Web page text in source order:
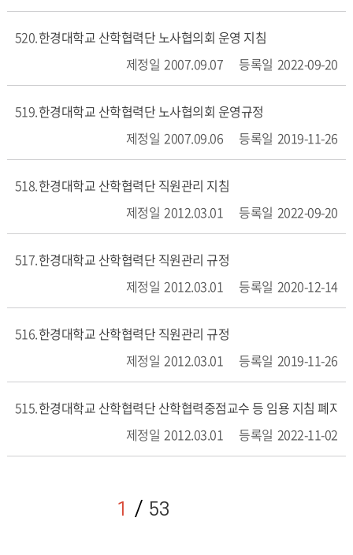
520 한경대학교 산학협력단 노사협의회 운영 지침
2007.09.07
2022-09-20
519 한경대학교 산학협력단 노사협의회 운영규정
2007.09.06
2019-11-26
518 한경대학교 산학협력단 직원관리 지침
2012.03.01
2022-09-20
517 한경대학교 산학협력단 직원관리 규정
2012.03.01
2020-12-14
516 한경대학교 산학협력단 직원관리 규정
2012.03.01
2019-11-26
515 한경대학교 산학협력단 산학협력중점교수 등 임용 지침 폐지
2012.03.01
2022-11-02
1 53